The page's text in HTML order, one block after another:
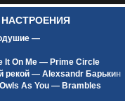
Comptine D'ete N-2 — Yann
14.
Vlny — Не расставайтесь
НАСТРОЕНИЯ
—
It On Me — Prime Circle
рекой — Alexsandr Барькин
As You — Brambles
светом — SCIRENA